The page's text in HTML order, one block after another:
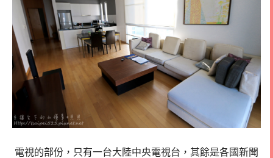
電視的部份，只有一台大陸中央電視台，其餘是各國新聞